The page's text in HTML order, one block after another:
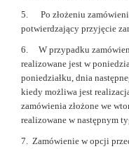
5. Po złożeniu
potwierdzający przyjęcie
6. W przypadku
realizowane jest w
poniedziałku, dnia
kiedy możliwa jest
zamówienia złożone we
realizowane w następnym
7. Zamówienie w opcji